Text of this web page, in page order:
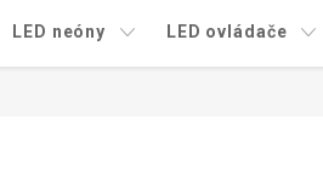
LED neóny LED ovládače